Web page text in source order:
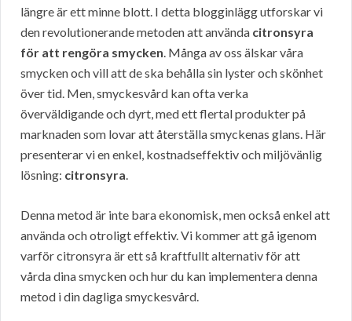
längre är ett minne blott. I detta blogginlägg utforskar vi
den revolutionerande metoden att använda citronsyra
för att rengöra smycken. Många av oss älskar våra
smycken och vill att de ska behålla sin lyster och skönhet
över tid. Men, smyckesvård kan ofta verka
överväldigande och dyrt, med ett flertal produkter på
marknaden som lovar att återställa smyckenas glans. Här
presenterar vi en enkel, kostnadseffektiv och miljövänlig
lösning: citronsyra.
Denna metod är inte bara ekonomisk, men också enkel att
använda och otroligt effektiv. Vi kommer att gå igenom
varför citronsyra är ett så kraftfullt alternativ för att
vårda dina smycken och hur du kan implementera denna
metod i din dagliga smyckesvård.